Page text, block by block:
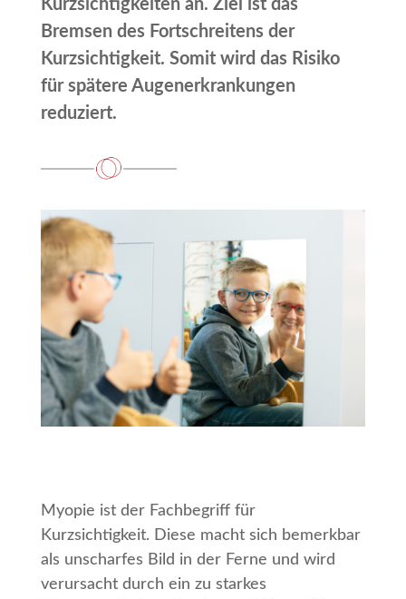
Kurzsichtigkeiten an. Ziel ist das
Bremsen des Fortschreitens der
Kurzsichtigkeit. Somit wird das Risiko
für spätere Augenerkrankungen
reduziert.
Myopie ist der Fachbegriff für
Kurzsichtigkeit. Diese macht sich bemerkbar
als unscharfes Bild in der Ferne und wird
verursacht durch ein zu starkes